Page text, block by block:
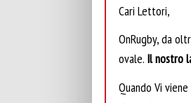
Cari Lettori,
OnRugby, da
ovale. Il nostro
Quando Vi